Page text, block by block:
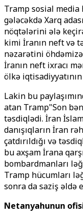
Tramp sosial media
gələcəkdə Xarq
nöqtələrini ələ
kimi İranın neft və
nəzarətini
İranın neft ixracı
ölkə
Lakin bu
atan Tramp"Son
təsdiqlədi. İran
danışıqların İran
çatdırıldığı və
bu axşam İrana
bombardmanları
Tramp hücumları
sonra da saziş əldə
Netanyahunun